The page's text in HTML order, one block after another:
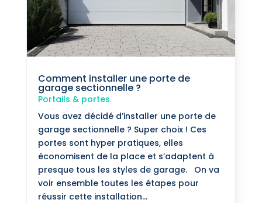
Comment installer une porte de
garage sectionnelle ?
Portails & portes
Vous avez décidé d’installer une porte de
garage sectionnelle ? Super choix ! Ces
portes sont hyper pratiques, elles
économisent de la place et s’adaptent à
presque tous les styles de garage. On va
voir ensemble toutes les étapes pour
réussir cette installation...